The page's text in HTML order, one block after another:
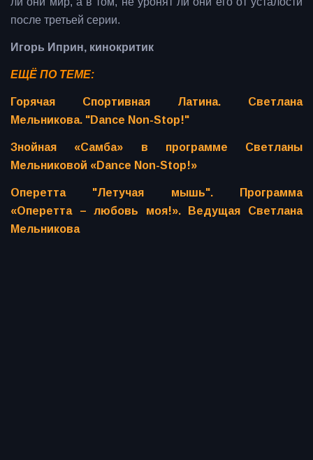
после третьей серии.
Игорь Иприн, кинокритик
ЕЩЁ ПО ТЕМЕ:
Горячая Спортивная Латина. Светлана
Мельникова. "Dance Non-Stop!"
Знойная «Самба» в программе Светланы
Мельниковой «Dance Non-Stop!»
Оперетта "Летучая мышь". Программа
«Оперетта – любовь моя!». Ведущая Светлана
Мельникова